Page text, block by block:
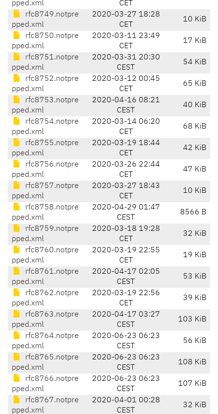
pped.xml
CET
rfc8749.notpre
pped.xml
2020-03-27 18:28
CET
10 KiB
rfc8750.notpre
pped.xml
2020-03-11 23:49
CET
17 KiB
rfc8751.notpre
pped.xml
2020-03-31 20:30
CEST
54 KiB
rfc8752.notpre
pped.xml
2020-03-12 00:45
CET
65 KiB
rfc8753.notpre
pped.xml
2020-04-16 08:21
CEST
40 KiB
rfc8754.notpre
pped.xml
2020-03-14 06:20
CET
68 KiB
rfc8755.notpre
pped.xml
2020-03-19 18:44
CET
42 KiB
rfc8756.notpre
pped.xml
2020-03-26 22:44
CET
47 KiB
rfc8757.notpre
pped.xml
2020-03-27 18:43
CET
10 KiB
rfc8758.notpre
pped.xml
2020-04-29 01:47
CEST
8566 B
rfc8759.notpre
pped.xml
2020-03-18 19:28
CET
32 KiB
rfc8760.notpre
pped.xml
2020-03-19 22:55
CET
19 KiB
rfc8761.notpre
pped.xml
2020-04-17 02:05
CEST
53 KiB
rfc8762.notpre
pped.xml
2020-03-19 22:56
CET
39 KiB
rfc8763.notpre
pped.xml
2020-04-17 03:27
CEST
103 KiB
rfc8764.notpre
pped.xml
2020-06-23 06:23
CEST
56 KiB
rfc8765.notpre
pped.xml
2020-06-23 06:23
CEST
108 KiB
rfc8766.notpre
pped.xml
2020-06-23 06:23
CEST
107 KiB
rfc8767.notpre
pped.xml
2020-04-01 00:28
CEST
32 KiB